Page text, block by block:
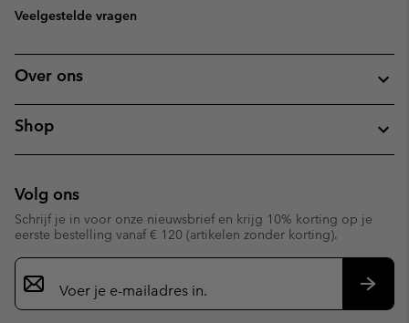
Veelgestelde vragen
Over ons
Shop
Volg ons
Schrijf je in voor onze nieuwsbrief en krijg 10% korting op je
eerste bestelling vanaf € 120 (artikelen zonder korting).
Aanmelden
voor
e-